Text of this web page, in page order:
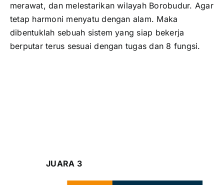
merawat, dan melestarikan wilayah Borobudur. Agar
tetap harmoni menyatu dengan alam. Maka
dibentuklah sebuah sistem yang siap bekerja
berputar terus sesuai dengan tugas dan 8 fungsi.
JUARA 3